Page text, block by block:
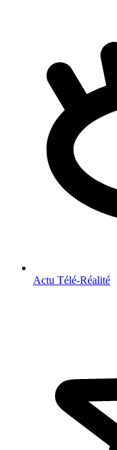
Actu Télé-Réalité